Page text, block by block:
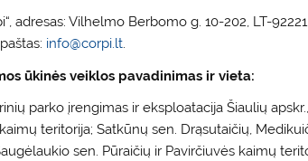
adresas: Vilhelmo Berbomo g. 10-202, LT-
info@corpi.lt.
ūkinės veiklos pavadinimas ir vieta:
parko įrengimas ir eksploatacija Šiaulių
teritorija; Satkūnų sen. Drąsutaičių,
sen. Pūraičių ir Pavirčiuvės kaimų